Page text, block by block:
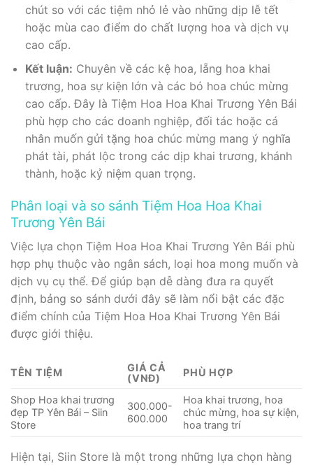
chút so với các tiệm nhỏ lẻ vào những dịp lễ tết
hoặc mùa cao điểm do chất lượng hoa và dịch vụ
cao cấp.
Kết luận: Chuyên về các kệ hoa, lẵng hoa khai
trương, hoa sự kiện lớn và các bó hoa chúc mừng
cao cấp. Đây là Tiệm Hoa Hoa Khai Trương Yên Bái
phù hợp cho các doanh nghiệp, đối tác hoặc cá
nhân muốn gửi tặng hoa chúc mừng mang ý nghĩa
phát tài, phát lộc trong các dịp khai trương, khánh
thành, hoặc kỷ niệm quan trọng.
Phân loại và so sánh Tiệm Hoa Hoa Khai
Trương Yên Bái
Việc lựa chọn Tiệm Hoa Hoa Khai Trương Yên Bái phù
hợp phụ thuộc vào ngân sách, loại hoa mong muốn và
dịch vụ cụ thể. Để giúp bạn dễ dàng đưa ra quyết
định, bảng so sánh dưới đây sẽ làm nổi bật các đặc
điểm chính của Tiệm Hoa Hoa Khai Trương Yên Bái
được giới thiệu.
TÊN TIỆM
GIÁ CẢ
(VNĐ)
PHÙ HỢP
Shop Hoa khai trương
đẹp TP Yên Bái – Siin
Store
300.000-
600.000
Hoa khai trương, hoa
chúc mừng, hoa sự kiện,
hoa trang trí
Hiện tại, Siin Store là một trong những lựa chọn hàng